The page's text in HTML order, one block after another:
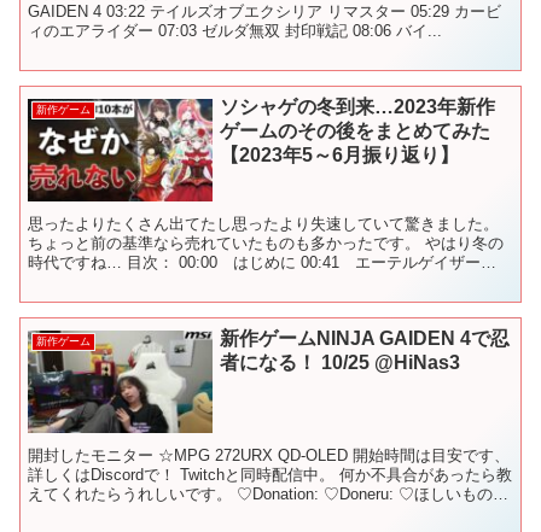
GAIDEN 4 03:22 テイルズオブエクシリア リマスター 05:29 カービ
ィのエアライダー 07:03 ゼルダ無双 封印戦記 08:06 バイ...
新作ゲーム
ソシャゲの冬到来…2023年新作
ゲームのその後をまとめてみた
【2023年5～6月振り返り】
思ったよりたくさん出てたし思ったより失速していて驚きました。
ちょっと前の基準なら売れていたものも多かったです。 やはり冬の
時代ですね… 目次： 00:00 はじめに 00:41 エーテルゲイザー
新作ゲーム
新作ゲームNINJA GAIDEN 4で忍
者になる！ 10/25 @HiNas3
開封したモニター ☆MPG 272URX QD-OLED 開始時間は目安です、
詳しくはDiscordで！ Twitchと同時配信中。 何か不具合があったら教
えてくれたらうれしいです。 ♡Donation: ♡Doneru: ♡ほしいものリ